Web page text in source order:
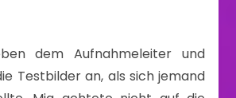
dem Aufnahmeleiter und
Testbilder an, als sich jemand